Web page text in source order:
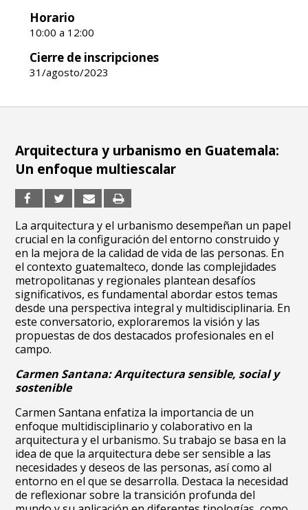
Horario
10:00 a 12:00
Cierre de inscripciones
31/agosto/2023
Arquitectura y urbanismo en Guatemala:
Un enfoque multiescalar
La arquitectura y el urbanismo desempeñan un papel
crucial en la configuración del entorno construido y
en la mejora de la calidad de vida de las personas. En
el contexto guatemalteco, donde las complejidades
metropolitanas y regionales plantean desafíos
significativos, es fundamental abordar estos temas
desde una perspectiva integral y multidisciplinaria. En
este conversatorio, exploraremos la visión y las
propuestas de dos destacados profesionales en el
campo.
Carmen Santana: Arquitectura sensible, social y
sostenible
Carmen Santana enfatiza la importancia de un
enfoque multidisciplinario y colaborativo en la
arquitectura y el urbanismo. Su trabajo se basa en la
idea de que la arquitectura debe ser sensible a las
necesidades y deseos de las personas, así como al
entorno en el que se desarrolla. Destaca la necesidad
de reflexionar sobre la transición profunda del